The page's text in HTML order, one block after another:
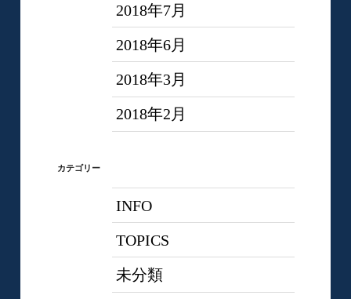
2018年7月
2018年6月
2018年3月
2018年2月
カテゴリー
INFO
TOPICS
未分類